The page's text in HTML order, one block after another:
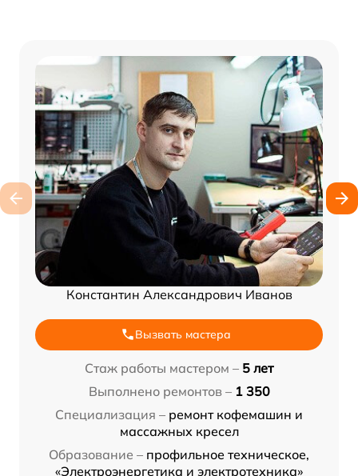
Константин Александрович Иванов
Вызвать мастера
Стаж работы мастером – 5 лет
Выполнено ремонтов – 1 350
Специализация – ремонт кофемашин и
массажных кресел
Образование – профильное техническое,
«Электроэнергетика и электротехника»